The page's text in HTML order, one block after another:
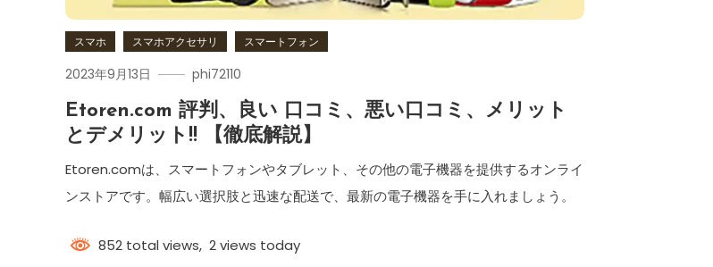
スマホ スマホアクセサリ スマートフォン
2023年9月13日 phi72110
Etoren.com 評判、良い 口コミ、悪い口コミ、メリット
とデメリット!! 【徹底解説】
Etoren.comは、スマートフォンやタブレット、その他の電子機器を提供するオンライ
ンストアです。幅広い選択肢と迅速な配送で、最新の電子機器を手に入れましょう。
852 total views, 2 views today